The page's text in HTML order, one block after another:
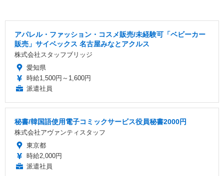
アパレル・ファッション・コスメ販売/未経験可「ベビーカー
販売」サイベックス 名古屋みなとアクルス
株式会社スタッフブリッジ
愛知県
時給1,500円～1,600円
派遣社員
秘書/韓国語使用電子コミックサービス役員秘書2000円
株式会社アヴァンティスタッフ
東京都
時給2,000円
派遣社員